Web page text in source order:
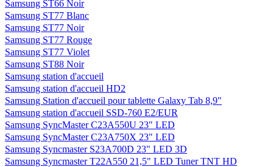
Samsung ST66 Noir
Samsung ST77 Blanc
Samsung ST77 Noir
Samsung ST77 Rouge
Samsung ST77 Violet
Samsung ST88 Noir
Samsung station d'accueil
Samsung station d'accueil HD2
Samsung Station d'accueil pour tablette Galaxy Tab 8,9"
Samsung station d'accueil SSD-760 E2/EUR
Samsung SyncMaster C23A550U 23" LED
Samsung SyncMaster C23A750X 23" LED
Samsung Syncmaster S23A700D 23" LED 3D
Samsung Syncmaster T22A550 21,5" LED Tuner TNT HD